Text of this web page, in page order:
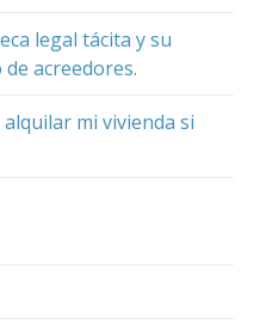
legal tácita y su
acreedores.
alquilar mi vivienda si